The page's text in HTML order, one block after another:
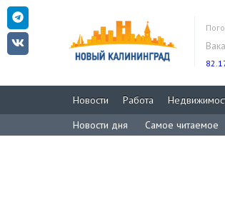
Новости Работа
Новости дня
Самое читаемое